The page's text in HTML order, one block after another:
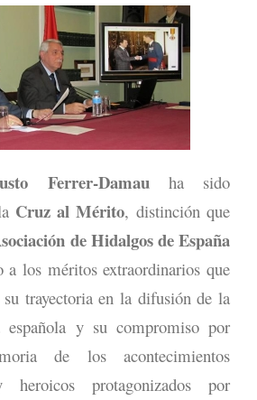
Ferrer-Damauha sido
Cruz al Mérito, distinción que
de Hidalgos de España
a los méritos extraordinarios que
trayectoria en la difusión de la
y su compromiso por
de los acontecimientos
heroicos protagonizados por